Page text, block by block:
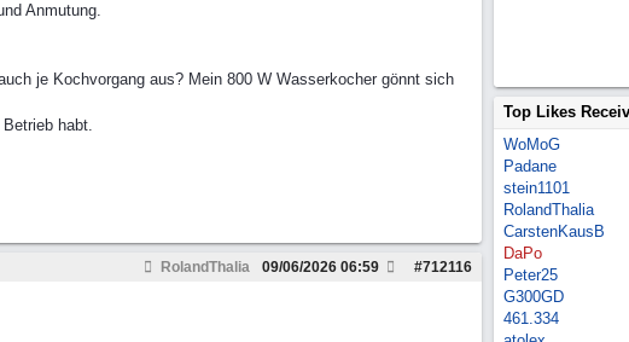
Anmutung.
je Kochvorgang aus? Mein 800 W Wasserkocher gönnt sich
habt.
RolandThalia #712116
09/06/2026 06:59
Top Likes
WoMoG
Padane
stein1101
RolandThalia
CarstenKausB
DaPo
Peter25
G300GD
461.334